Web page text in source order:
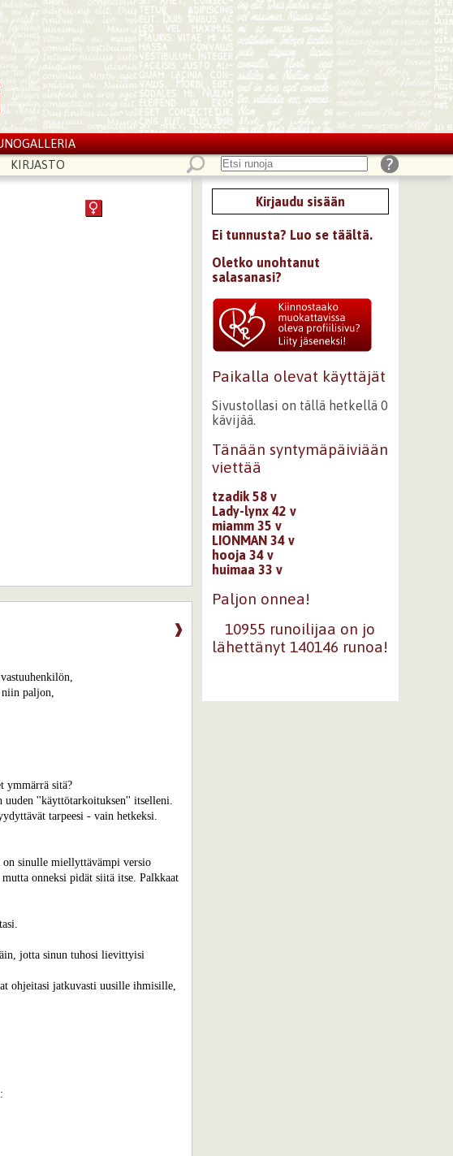
KIRJASTO
❱
niin paljon,
ymmärrä sitä?
uuden ''käyttötarkoituksen'' itselleni.
tarpeesi - vain hetkeksi.
on sinulle miellyttävämpi versio
onneksi pidät siitä itse. Palkkaat
jotta sinun tuhosi lievittyisi
ohjeitasi jatkuvasti uusille ihmisille,
Kirjaudu sisään
Ei tunnusta? Luo se täältä.
Oletko unohtanut
salasanasi?
Paikalla olevat käyttäjät
Sivustollasi on tällä hetkellä 0
kävijää.
Tänään syntymäpäiviään
viettää
tzadik 58 v
Lady-lynx 42 v
miamm 35 v
LIONMAN 34 v
hooja 34 v
huimaa 33 v
Paljon onnea!
10955 runoilijaa on jo
lähettänyt 140146 runoa!